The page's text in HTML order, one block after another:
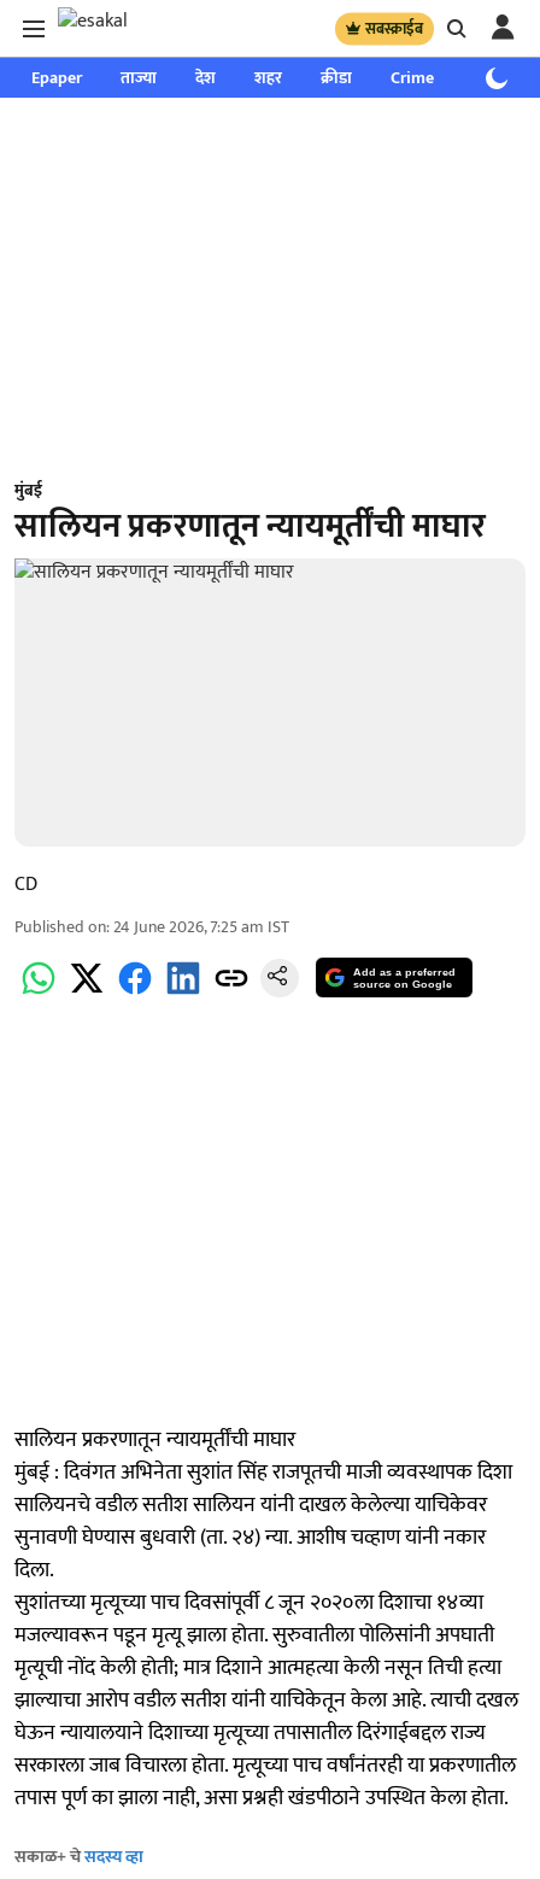
सबस्क्राईब
Epaper ताज्या देश शहर क्रीडा Crime साप्ताहिक
मुंबई
सालियन प्रकरणातून न्यायमूर्तींची माघार
CD
Published on:24 June 2026, 7:25 am IST
Add as a preferred
source on Google
सालियन प्रकरणातून न्यायमूर्तींची माघार
मुंबई : दिवंगत अभिनेता सुशांत सिंह राजपूतची माजी व्यवस्थापक दिशा
सालियनचे वडील सतीश सालियन यांनी दाखल केलेल्या याचिकेवर
सुनावणी घेण्यास बुधवारी (ता. २४) न्या. आशीष चव्हाण यांनी नकार
दिला.
सुशांतच्या मृत्यूच्या पाच दिवसांपूर्वी ८ जून २०२०ला दिशाचा १४व्या
मजल्यावरून पडून मृत्यू झाला होता. सुरुवातीला पोलिसांनी अपघाती
मृत्यूची नोंद केली होती; मात्र दिशाने आत्महत्या केली नसून तिची हत्या
झाल्याचा आरोप वडील सतीश यांनी याचिकेतून केला आहे. त्याची दखल
घेऊन न्यायालयाने दिशाच्या मृत्यूच्या तपासातील दिरंगाईबद्दल राज्य
सरकारला जाब विचारला होता. मृत्यूच्या पाच वर्षांनंतरही या प्रकरणातील
तपास पूर्ण का झाला नाही, असा प्रश्नही खंडपीठाने उपस्थित केला होता.
सकाळ+ चेसदस्य व्हा